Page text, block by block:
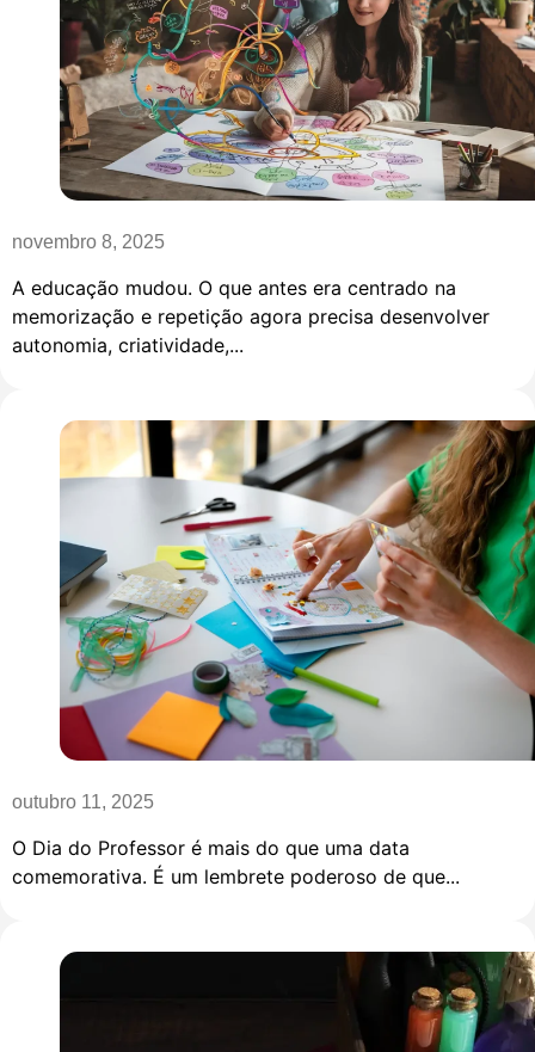
novembro 8, 2025
A educação mudou. O que antes era centrado na
memorização e repetição agora precisa desenvolver
autonomia, criatividade,...
outubro 11, 2025
O Dia do Professor é mais do que uma data
comemorativa. É um lembrete poderoso de que...